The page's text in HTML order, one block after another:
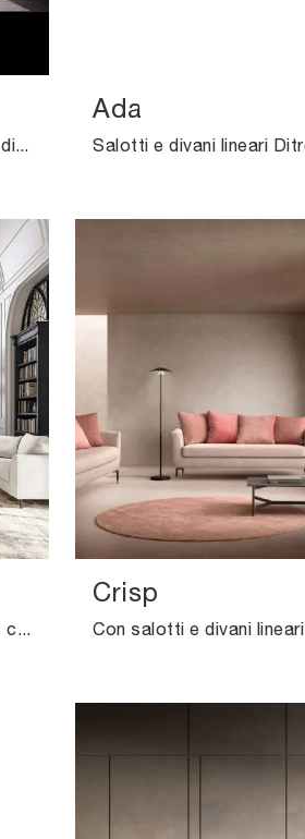
Con salotti e divani con penisola di Felis come il modello Muffin in tessuto, potrai completare il tuo progetto d'arredo.
Ada
Con salotti e divani lineari di Felis come il modello Capitol in tessuto, potrai completare il tuo concept d'arredo.
Crisp